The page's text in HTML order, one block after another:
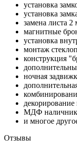
установка
установка
замена листа
магнитные
установка
монтаж
конструкция
ночная
МДФ наличник
и многое
Отзывы